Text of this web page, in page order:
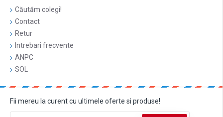
Căutăm colegi!
Contact
Retur
Intrebari frecvente
ANPC
SOL
Fii mereu la curent cu ultimele oferte si produse!